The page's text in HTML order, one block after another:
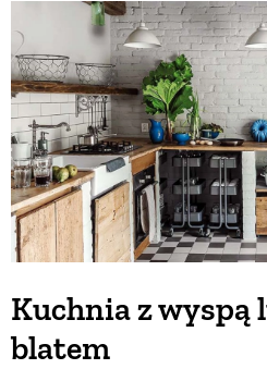
Kuchnia z wyspą
blatem